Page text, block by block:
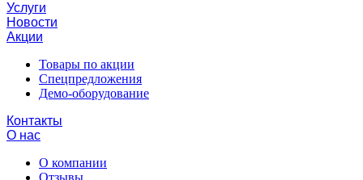
Услуги
Новости
Акции
Товары по акции
Спецпредложения
Демо-оборудование
Контакты
О нас
О компании
Отзывы